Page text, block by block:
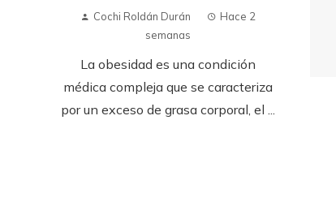
Cochi Roldán Durán
Hace 2
semanas
La obesidad es una condición
médica compleja que se caracteriza
por un exceso de grasa corporal, el ...